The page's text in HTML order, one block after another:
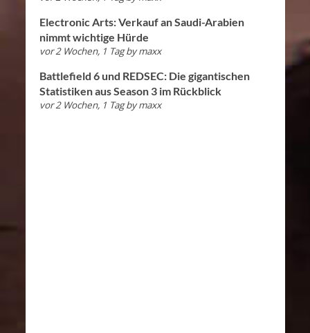
Electronic Arts: Verkauf an Saudi-Arabien
nimmt wichtige Hürde
vor 2 Wochen, 1 Tag bymaxx
Battlefield 6 und REDSEC: Die gigantischen
Statistiken aus Season 3 im Rückblick
vor 2 Wochen, 1 Tag bymaxx